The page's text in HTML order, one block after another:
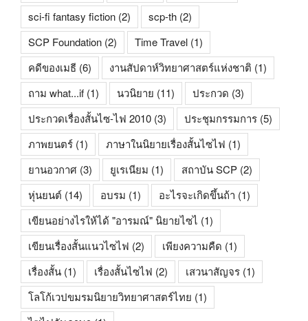
sci-fi fantasy fiction (2) scp-th (2)
SCP Foundation (2) Time Travel (1)
คดีของเมธี (6) งานสัปดาห์วิทยาศาสตร์แห่งชาติ (1)
ถาม what...if (1) นวนิยาย (11) ประกวด (3)
ประกวดเรื่องสั้นไซ-ไฟ 2010 (3) ประชุมกรรมการ (5)
ภาพยนตร์ (1) ภาษาในนิยายเรื่องสั้นไซไฟ (1)
ยานอวกาศ (3) ยูเรเนียม (1) สถาบัน SCP (2)
หุ่นยนต์ (14) อบรม (1) อะไรจะเกิดขึ้นถ้า (1)
เขียนอย่างไรให้ได้ "อารมณ์" นิยายไซไ (1)
เขียนเรื่องสั้นแนวไซไฟ (2) เพียงความคืด (1)
เรื่องสั้น (1) เรื่องสั้นไซไฟ (2) เสวนาสัญจร (1)
โลโก้เวปขมรมนิยายวิทยาศาสตร์ไทย (1)